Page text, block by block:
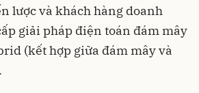
lược và khách hàng doanh
giải pháp điện toán đám mây
(kết hợp giữa đám mây và